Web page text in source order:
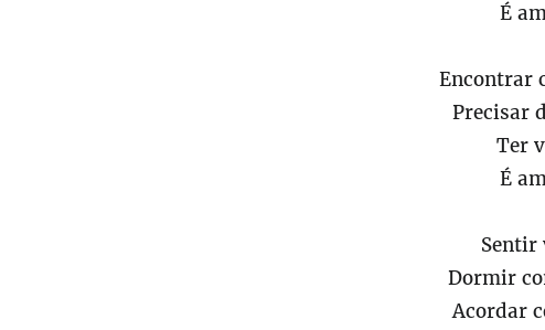
É
Encontrar
Precisar
Ter
É
Sentir
Dormir
Acordar